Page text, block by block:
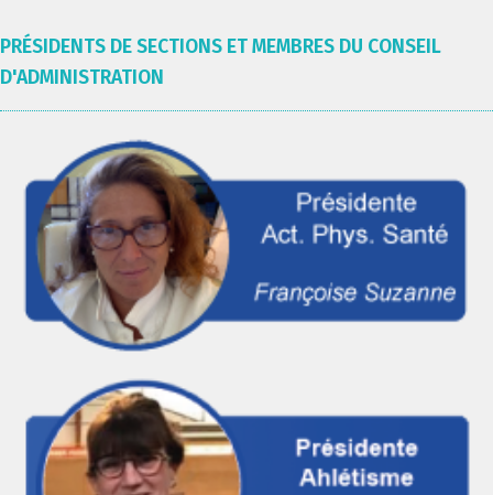
PRÉSIDENTS DE SECTIONS ET MEMBRES DU CONSEIL
D'ADMINISTRATION